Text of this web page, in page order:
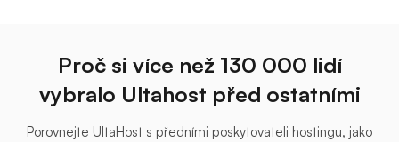
Proč si více než 130 000 lidí
vybralo Ultahost před ostatními
Porovnejte UltaHost s předními poskytovateli hostingu, jako